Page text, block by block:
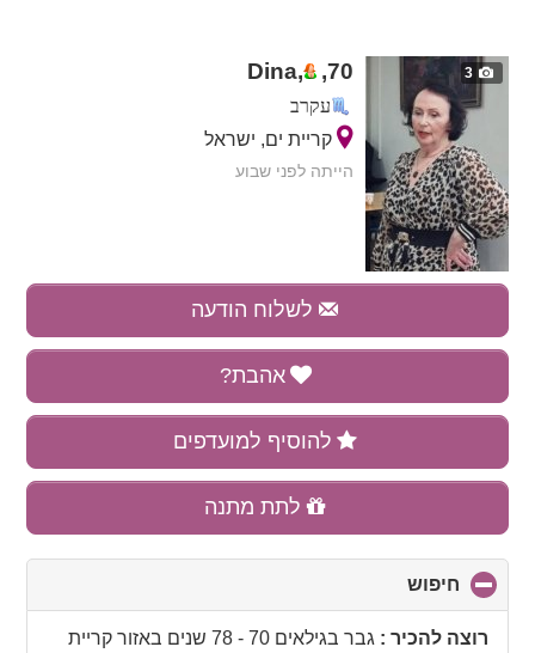
3
Dina, ,70
עקרב
קריית ים, ישראל
הייתה לפני שבוע
לשלוח הודעה
אהבת?
להוסיף למועדפים
לתת מתנה
חיפוש
to
collapseרוצה להכיר : גבר בגילאים 70 - 78 שנים באזור קריית